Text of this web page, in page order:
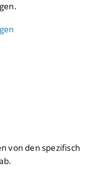
von den spezifisch